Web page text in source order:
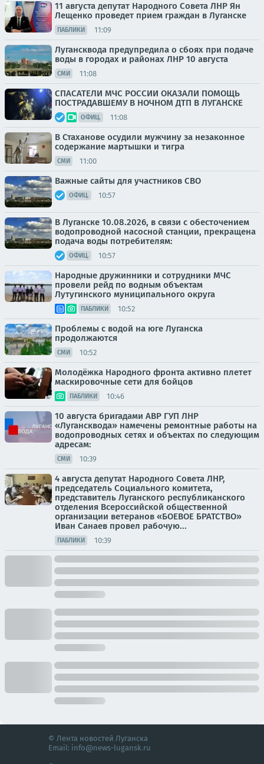
11 августа депутат Народного Совета ЛНР Ян
Лещенко проведет прием граждан в Луганске
ПАБЛИКИ 11:09
Лугансквода предупредила о сбоях при подаче
воды в городах и районах ЛНР 10 августа
СМИ 11:08
СПАСАТЕЛИ МЧС РОССИИ ОКАЗАЛИ ПОМОЩЬ
ПОСТРАДАВШЕМУ В НОЧНОМ ДТП В ЛУГАНСКЕ
ОФИЦ. 11:08
В Стаханове осудили мужчину за незаконное
содержание мартышки и тигра
СМИ 11:00
Важные сайты для участников СВО
ОФИЦ. 10:57
В Луганске 10.08.2026, в связи с обесточением
водопроводной насосной станции, прекращена
подача воды потребителям:
ОФИЦ. 10:57
Народные дружинники и сотрудники МЧС
провели рейд по водным объектам
Лутугинского муниципального округа
ПАБЛИКИ 10:52
Проблемы с водой на юге Луганска
продолжаются
СМИ 10:52
Молодёжка Народного фронта активно плетет
маскировочные сети для бойцов
ПАБЛИКИ 10:46
10 августа бригадами АВР ГУП ЛНР
«Лугансквода» намечены ремонтные работы на
водопроводных сетях и объектах по следующим
адресам:
СМИ 10:39
4 августа депутат Народного Совета ЛНР,
председатель Социального комитета,
представитель Луганского республиканского
отделения Всероссийской общественной
организации ветеранов «БОЕВОЕ БРАТСТВО»
Иван Санаев провел рабочую...
ПАБЛИКИ 10:39
© Лента новостей Луганска
Email: info@news-lugansk.ru